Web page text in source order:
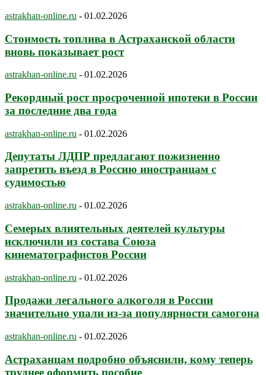
astrakhan-online.ru - 01.02.2026
Стоимость топлива в Астраханской области
вновь показывает рост
astrakhan-online.ru - 01.02.2026
Рекордный рост просроченной ипотеки в России
за последние два года
astrakhan-online.ru - 01.02.2026
Депутаты ЛДПР предлагают пожизненно
запретить въезд в Россию иностранцам с
судимостью
astrakhan-online.ru - 01.02.2026
Семерых влиятельных деятелей культуры
исключили из состава Союза
кинематографистов России
astrakhan-online.ru - 01.02.2026
Продажи легального алкоголя в России
значительно упали из-за популярности самогона
astrakhan-online.ru - 01.02.2026
Астраханцам подробно объяснили, кому теперь
труднее оформить пособие